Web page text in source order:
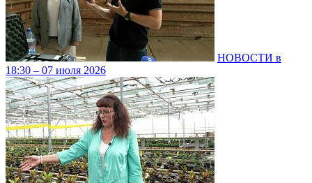
НОВОСТИ в
18:30 – 07 июля 2026